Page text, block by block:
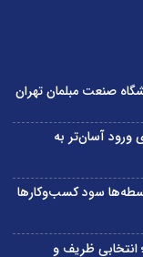
صنعت مبلمان تهران
ورود آسان‌تر به
سود کسب‌وکارها
انتخابی ظریف و